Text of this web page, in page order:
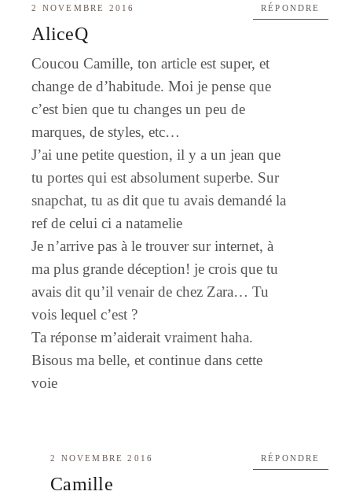
2 NOVEMBRE 2016
AliceQ
Coucou Camille, ton article est super, et
change de d’habitude. Moi je pense que
c’est bien que tu changes un peu de
marques, de styles, etc…
J’ai une petite question, il y a un jean que
tu portes qui est absolument superbe. Sur
snapchat, tu as dit que tu avais demandé la
ref de celui ci a natamelie
Je n’arrive pas à le trouver sur internet, à
ma plus grande déception! je crois que tu
avais dit qu’il venair de chez Zara… Tu
vois lequel c’est ?
Ta réponse m’aiderait vraiment haha.
Bisous ma belle, et continue dans cette
voie
RÉPONDRE
2 NOVEMBRE 2016
Camille
RÉPONDRE